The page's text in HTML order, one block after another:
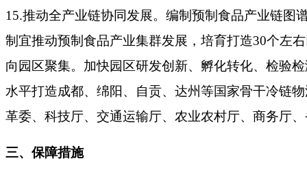
15.推动全产业链协同发展。编制预制食品产业链图
制宜推动预制食品产业集群发展，培育打造30个左
向园区聚集。加快园区研发创新、孵化转化、检验
水平打造成都、绵阳、自贡、达州等国家骨干冷链
革委、科技厅、交通运输厅、农业农村厅、商务厅
三、保障措施